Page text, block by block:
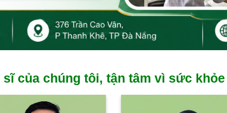
sĩ của chúng tôi, tận tâm vì sức khỏe